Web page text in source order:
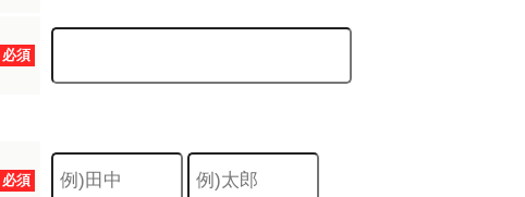
必須
必須